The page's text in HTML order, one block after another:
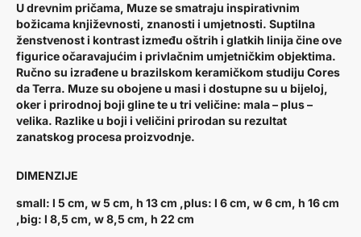
U drevnim pričama, Muze se smatraju inspirativnim
božicama književnosti, znanosti i umjetnosti. Suptilna
ženstvenost i kontrast između oštrih i glatkih linija čine ove
figurice očaravajućim i privlačnim umjetničkim objektima.
Ručno su izrađene u brazilskom keramičkom studiju Cores
da Terra. Muze su obojene u masi i dostupne su u bijeloj,
oker i prirodnoj boji gline te u tri veličine: mala – plus –
velika. Razlike u boji i veličini prirodan su rezultat
zanatskog procesa proizvodnje.
DIMENZIJE
small: l 5 cm, w 5 cm, h 13 cm ,plus: l 6 cm, w 6 cm, h 16 cm
,big: l 8,5 cm, w 8,5 cm, h 22 cm